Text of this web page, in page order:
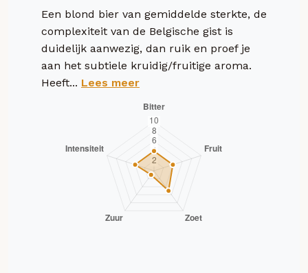
Een blond bier van gemiddelde sterkte, de
complexiteit van de Belgische gist is
duidelijk aanwezig, dan ruik en proef je
aan het subtiele kruidig/fruitige aroma.
Heeft... Lees meer